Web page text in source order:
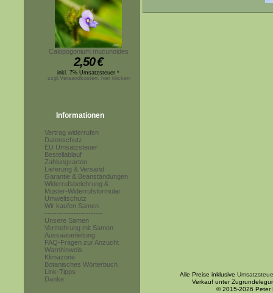
Calopogonium mucunoides
2,50€
inkl. 7% Umsatzsteuer *
zzgl.Versandkosten, hier klicken
Informationen
Vertrag widerrufen
Datenschutz
EU Umsatzsteuer
Bestellablauf
Zahlungsarten
Lieferung & Versand
Garantie & Beanstandungen
Widerrufsbelehrung &
Muster-Widerrufsformular
Umweltschutz
Wir kaufen Samen
------------------------
Unsere Samen
Vermehrung mit Samen
Aussaatanleitung
FAQ-Fragen zur Anzucht
Warnhinweis
Klimazone
Botanisches Wörterbuch
Link-Tipps
Danke
Alle Preise inklusive
Verkauf unter
© 2015-2026 Peter